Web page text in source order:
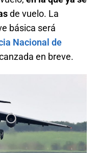
de vuelo. La
básica será
Nacional de
en breve.